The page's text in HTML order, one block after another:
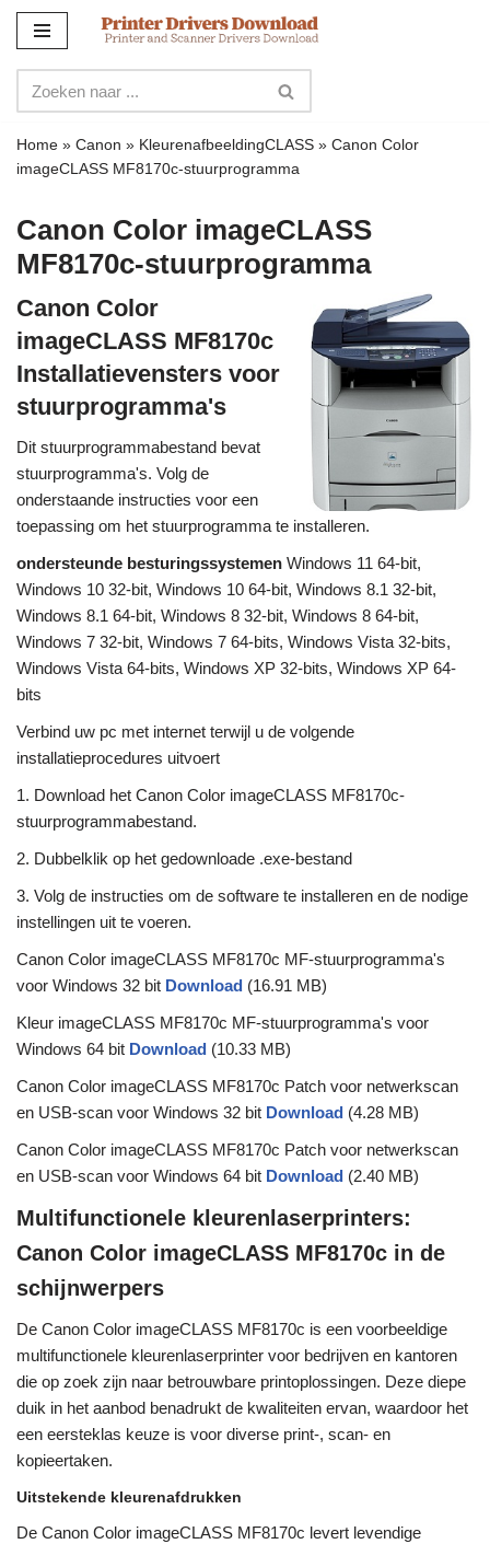
naar
de
inhoud
Home » Canon » KleurenafbeeldingCLASS » Canon Color
imageCLASS MF8170c-stuurprogramma
Canon Color imageCLASS
MF8170c-stuurprogramma
Canon Color
imageCLASS MF8170c
Installatievensters voor
stuurprogramma's
Dit stuurprogrammabestand bevat
stuurprogramma's. Volg de
onderstaande instructies voor een
toepassing om het stuurprogramma te installeren.
ondersteunde besturingssystemen Windows 11 64-bit,
Windows 10 32-bit, Windows 10 64-bit, Windows 8.1 32-bit,
Windows 8.1 64-bit, Windows 8 32-bit, Windows 8 64-bit,
Windows 7 32-bit, Windows 7 64-bits, Windows Vista 32-bits,
Windows Vista 64-bits, Windows XP 32-bits, Windows XP 64-
bits
Verbind uw pc met internet terwijl u de volgende
installatieprocedures uitvoert
1. Download het Canon Color imageCLASS MF8170c-
stuurprogrammabestand.
2. Dubbelklik op het gedownloade .exe-bestand
3. Volg de instructies om de software te installeren en de nodige
instellingen uit te voeren.
Canon Color imageCLASS MF8170c MF-stuurprogramma's
voor Windows 32 bit Download (16.91 MB)
Kleur imageCLASS MF8170c MF-stuurprogramma's voor
Windows 64 bit Download (10.33 MB)
Canon Color imageCLASS MF8170c Patch voor netwerkscan
en USB-scan voor Windows 32 bit Download (4.28 MB)
Canon Color imageCLASS MF8170c Patch voor netwerkscan
en USB-scan voor Windows 64 bit Download (2.40 MB)
Multifunctionele kleurenlaserprinters:
Canon Color imageCLASS MF8170c in de
schijnwerpers
De Canon Color imageCLASS MF8170c is een voorbeeldige
multifunctionele kleurenlaserprinter voor bedrijven en kantoren
die op zoek zijn naar betrouwbare printoplossingen. Deze diepe
duik in het aanbod benadrukt de kwaliteiten ervan, waardoor het
een eersteklas keuze is voor diverse print-, scan- en
kopieertaken.
Uitstekende kleurenafdrukken
De Canon Color imageCLASS MF8170c levert levendige